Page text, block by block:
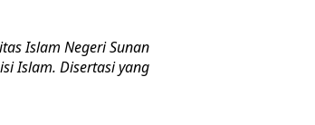
Islam Negeri Sunan
Islam. Disertasi yang